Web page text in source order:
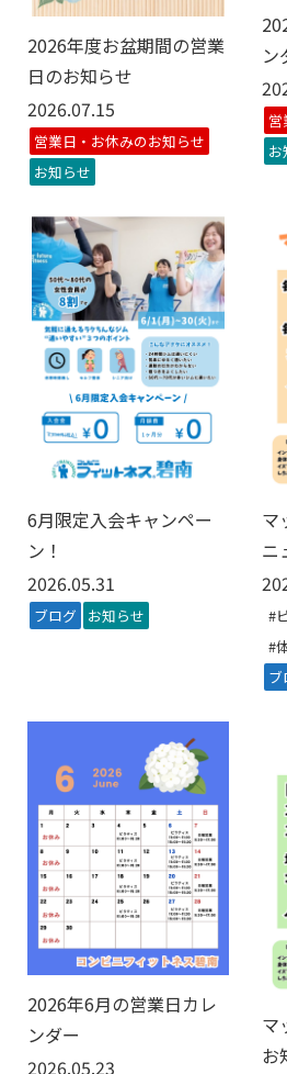
2026年度お盆期間の営業
日のお知らせ
2026.07.15
営業日・お休みのお知らせ
お知らせ
ン
営
お
6月限定入会キャンペー
ン！
2026.05.31
ブログ お知らせ
マ
ニ
#
#
ブ
2026年6月の営業日カレ
ンダー
2026.05.23
マ
お